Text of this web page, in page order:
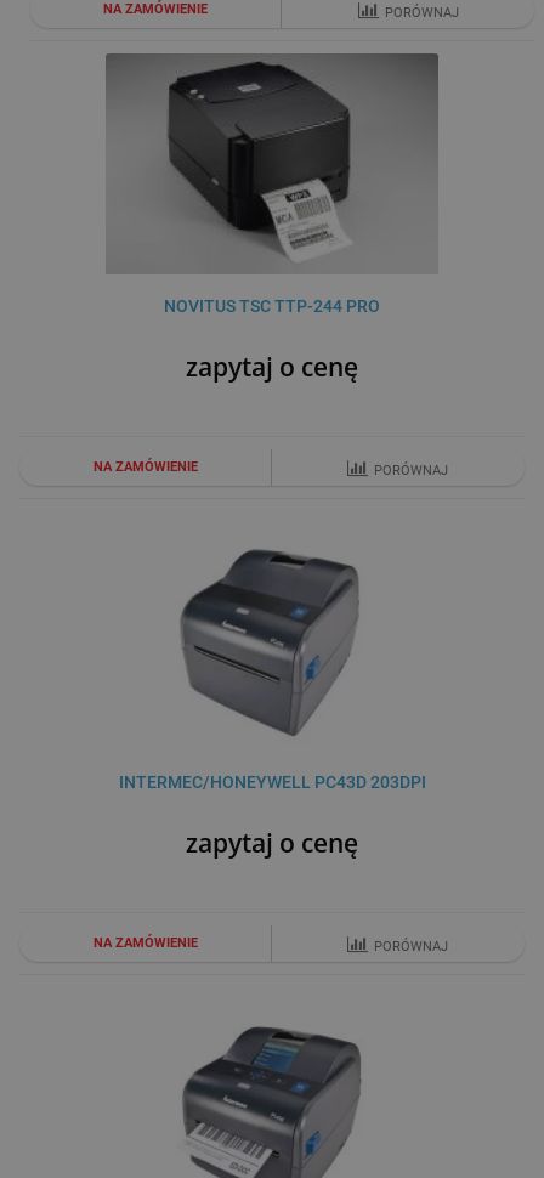
NA ZAMÓWIENIE PORÓWNAJ
NOVITUS TSC TTP-244 PRO
zapytaj o cenę
NA ZAMÓWIENIE PORÓWNAJ
INTERMEC/HONEYWELL PC43D 203DPI
zapytaj o cenę
NA ZAMÓWIENIE PORÓWNAJ